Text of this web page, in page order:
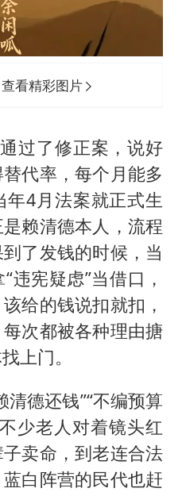
看精彩图片
过了修正案，说好
代率，每个月能多
4月法案就正式生
赖清德本人，流程
了发钱的时候，当
违宪疑虑”当借口，
给的钱说扣就扣，
次都被各种理由搪
上门。
德还钱”“不编预算
少老人对着镜头红
卖命，到老连合法
白阵营的民代也赶